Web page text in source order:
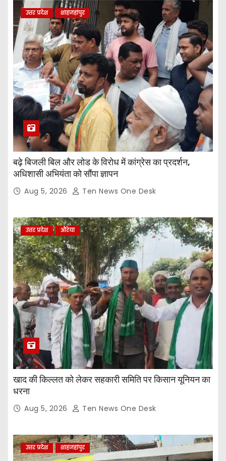
उत्तर प्रदेश शाहजहांपुर
बढ़े बिजली बिल और लोड के विरोध में कांग्रेस का प्रदर्शन,
अधिशासी अभियंता को सौंपा ज्ञापन
Aug 5, 2026 Ten News One Desk
उत्तर प्रदेश औरेया
खाद की किल्लत को लेकर सहकारी समिति पर किसान यूनियन का
धरना
Aug 5, 2026 Ten News One Desk
उत्तर प्रदेश शाहजहांपुर